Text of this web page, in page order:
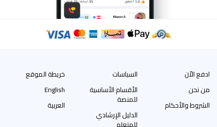
ادفع الاّن
من نحن
الشروط والأحكام
السياسات
الأقسام الأساسية
للمنصة
الدليل الإرشادي
خريطة الموقع
English
العربية